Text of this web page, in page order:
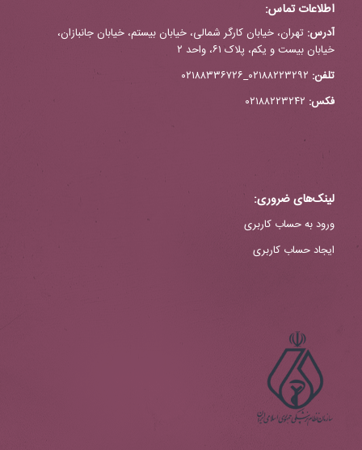
اطلاعات تماس:
آدرس: تهران، خیابان کارگر شمالی، خیابان بیستم، خیابان جانبازان،
خیابان بیست و یکم، پلاک ۶۱، واحد ۲
تلفن:
فکس:
لینک‌های ضروری:
ورود به حساب کاربری
ایجاد حساب کاربری